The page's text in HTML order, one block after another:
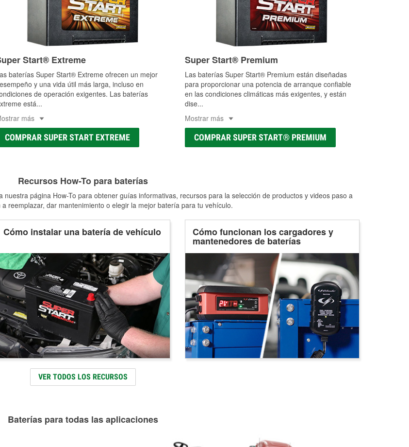
Start® Extreme
baterías Super Start® Extreme ofrecen un mejor
y una vida útil más larga, incluso en
de operación exigentes. Las baterías
está...
más
COMPRAR SUPER START EXTREME
Super Start® Premium
Las baterías Super Start® Premium están diseñadas
para proporcionar una potencia de arranque confiable
en las condiciones climáticas más exigentes, y están
dise...
Mostrar más
COMPRAR SUPER START® PREMIUM
Recursos How-To para baterías
página How-To para obtener guías informativas, recursos para la selección de productos y videos paso a
reemplazar, dar mantenimiento o elegir la mejor batería para tu vehículo.
Cómo instalar una batería de vehículo Cómo funcionan los cargadores y
mantenedores de baterías
VER TODOS LOS RECURSOS
Baterías para todas las aplicaciones